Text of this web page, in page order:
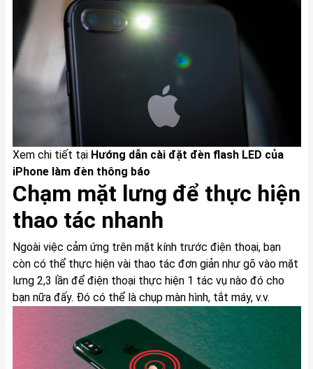
Xem chi tiết tại Hướng dẫn cài đặt đèn flash LED của
iPhone làm đèn thông báo
Chạm mặt lưng để thực hiện
thao tác nhanh
Ngoài việc cảm ứng trên mặt kính trước điện thoại, bạn
còn có thể thực hiện vài thao tác đơn giản như gõ vào mặt
lưng 2,3 lần để điện thoại thực hiện 1 tác vụ nào đó cho
bạn nữa đấy. Đó có thể là chụp màn hình, tắt máy, v.v.